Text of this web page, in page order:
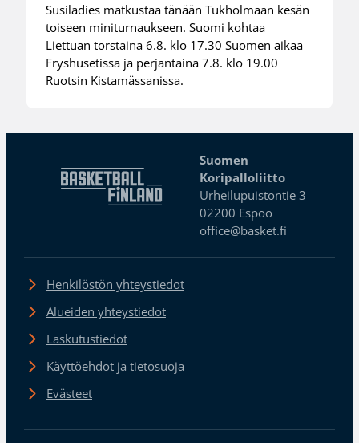
Susiladies matkustaa tänään Tukholmaan kesän
toiseen miniturnaukseen. Suomi kohtaa
Liettuan torstaina 6.8. klo 17.30 Suomen aikaa
Fryshusetissa ja perjantaina 7.8. klo 19.00
Ruotsin Kistamässanissa.
Suomen
Koripalloliitto
Urheilupuistontie 3
02200 Espoo
office@basket.fi
Henkilöstön yhteystiedot
Alueiden yhteystiedot
Laskutustiedot
Käyttöehdot ja tietosuoja
Evästeet